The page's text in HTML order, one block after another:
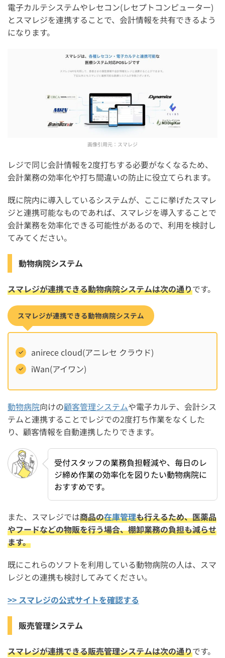
電子カルテシステムやレセコン(レセプトコンピューター)
とスマレジを連携することで、会計情報を共有できるよう
になります。
画像引用元： スマレジ
レジで同じ会計情報を2度打ちする必要がなくなるため、
会計業務の効率化や打ち間違いの防止に役立てられます。
既に院内に導入しているシステムが、ここに挙げたスマレ
ジと連携可能なものであれば、スマレジを導入することで
会計業務を効率化できる可能性があるので、利用を検討し
てみてください。
動物病院システム
スマレジが連携できる動物病院システムは次の通りです。
スマレジが連携できる動物病院システム
anirece cloud(アニレセ クラウド)
iWan(アイワン)
動物病院向けの顧客管理システムや電子カルテ、会計シス
テムと連携することでレジでの2度打ち作業をなくした
り、顧客情報を自動連携したりできます。
受付スタッフの業務負担軽減や、毎日のレ
ジ締め作業の効率化を図りたい動物病院に
おすすめです。
また、スマレジでは商品の在庫管理も行えるため、医薬品
やフードなどの物販を行う場合、棚卸業務の負担も減らせ
ます。
既にこれらのソフトを利用している動物病院の人は、スマ
レジとの連携も検討してみてください。
>> スマレジの公式サイトを確認する
販売管理システム
スマレジが連携できる販売管理システムは次の通りです。